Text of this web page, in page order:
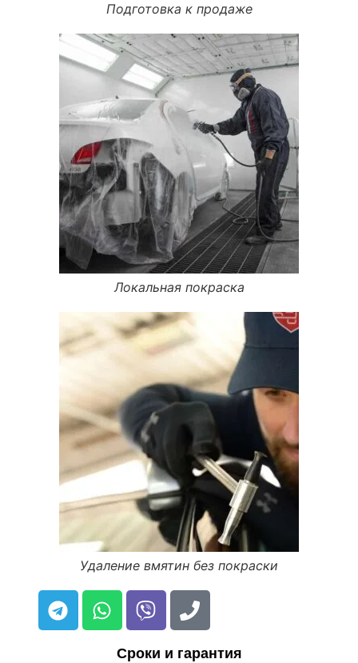
Подготовка к продаже
Локальная покраска
Удаление вмятин без покраски
Сроки и гарантия